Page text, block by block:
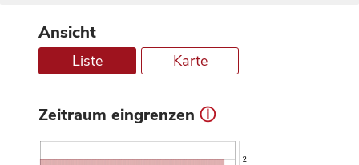
Ansicht
Liste Karte
Zeitraum eingrenzen ⓘ
2